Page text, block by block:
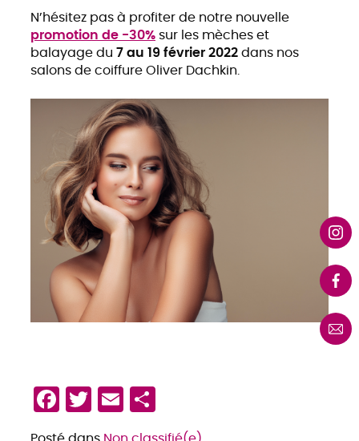
N’hésitez pas à profiter de notre nouvelle
promotion de -30% sur les mèches et
balayage du 7 au 19 février 2022 dans nos
salons de coiffure Oliver Dachkin.
Facebook
Twitter
Email